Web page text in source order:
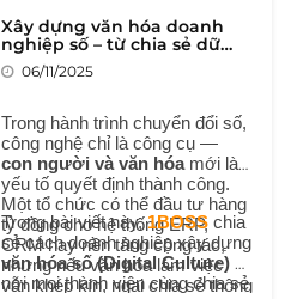
Xây dựng văn hóa doanh
nghiệp số – từ chia sẻ dữ
liệu đến cộng tác thông
minh
06/11/2025
Trong hành trình chuyển đổi số,
công nghệ chỉ là công cụ —
con người và văn hóamới là
yếu tố quyết định thành công.
Một tổ chức có thể đầu tư hàng
tỷ đồng cho hệ thống ERP,
CRM hay nền tảng cộng tác,
nhưng nếu văn hóa làm việc
vẫn khép kín, ngại chia sẻ thông
Trong bài viết này,1BOSS chia
sẻ cách doanh nghiệp xây dựng
văn hóa số (Digital Culture) –
nơi mọi thành viên cùng chia sẻ